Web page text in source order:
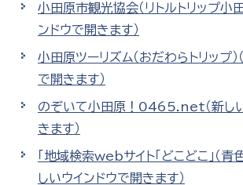
小田原市観光協会（リトルトリップ小田
ンドウで開きます）
小田原ツーリズム（おだわらトリップ）
で開きます）
のぞいて小田原！0465.net（新し
きます）
「地域検索webサイト「どこどこ」（青
しいウインドウで開きます）